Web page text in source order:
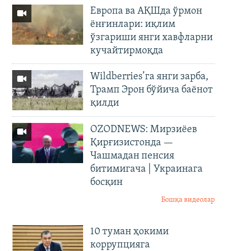
Европа ва АҚШда ўрмон
ёнғинлари: иқлим
ўзгариши янги хавфларни
кучайтирмоқда
Wildberries’га янги зарба,
Трамп Эрон бўйича баёнот
қилди
OZODNEWS: Мирзиёев
Қирғизистонда —
Чашмадан пенсия
битимигача | Украинага
босқин
Бошқа видеолар
10 туман ҳокими
коррупцияга